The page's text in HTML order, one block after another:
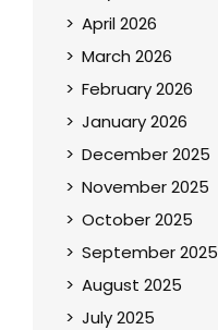
April 2026
March 2026
February 2026
January 2026
December 2025
November 2025
October 2025
September 2025
August 2025
July 2025